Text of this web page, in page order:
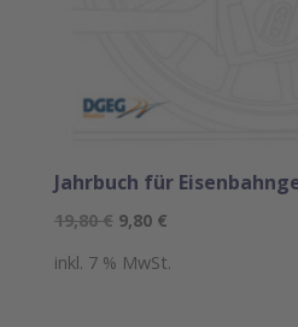
Jahrbuch für
19,80€ Ursprünglicher
war:
9,80 €Aktueller
ist:
inkl. 7 % MwSt.